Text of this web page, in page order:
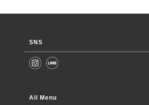
SNS
All Menu